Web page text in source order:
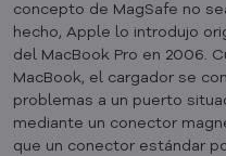
concepto de MagSafe no
hecho, Apple lo introdujo
del MacBook Pro en 2006.
MacBook, el cargador se
problemas a un puerto
mediante un conector
que un conector estándar